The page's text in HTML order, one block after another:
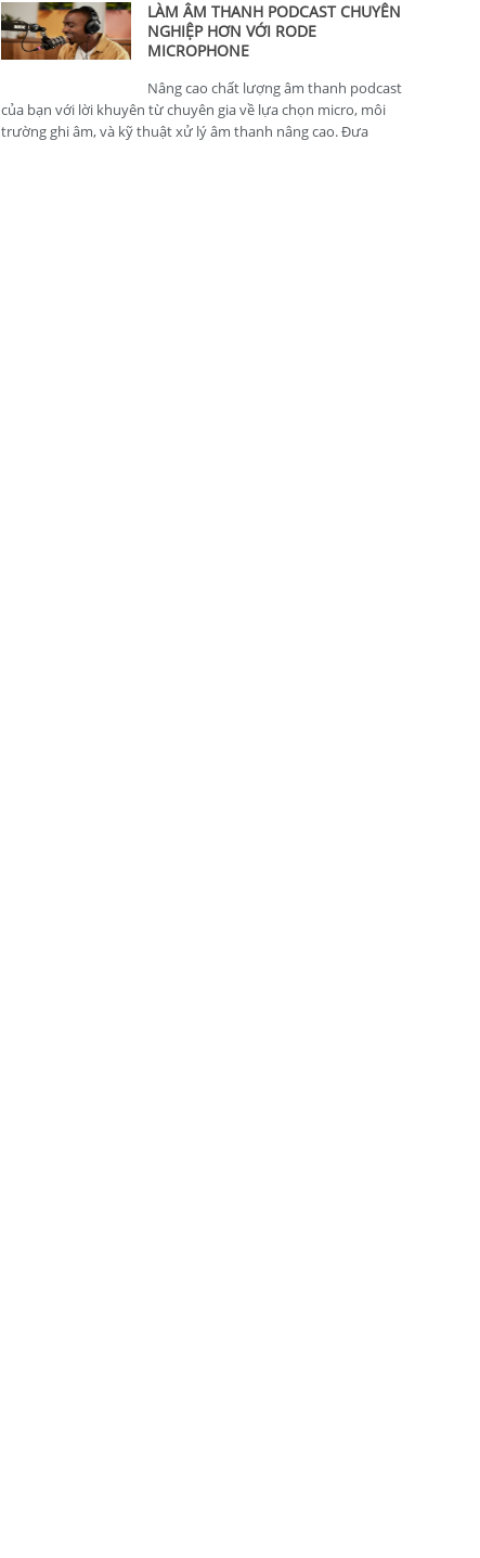
LÀM ÂM THANH PODCAST CHUYÊN
NGHIỆP HƠN VỚI RODE
MICROPHONE
Nâng cao chất lượng âm thanh podcast
của bạn với lời khuyên từ chuyên gia về lựa chọn micro, môi
trường ghi âm, và kỹ thuật xử lý âm thanh nâng cao. Đưa